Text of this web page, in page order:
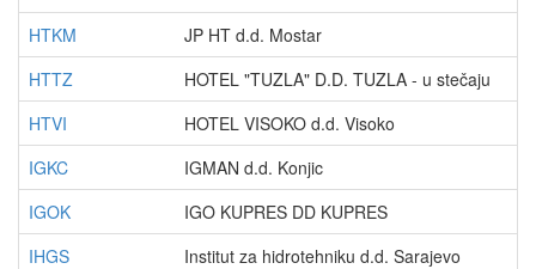
HTKM
JP HT d.d. Mostar
HTTZ
HOTEL "TUZLA" D.D. TUZLA - u stečaju
HTVI
HOTEL VISOKO d.d. Visoko
IGKC
IGMAN d.d. Konjic
IGOK
IGO KUPRES DD KUPRES
IHGS
Institut za hidrotehniku d.d. Sarajevo